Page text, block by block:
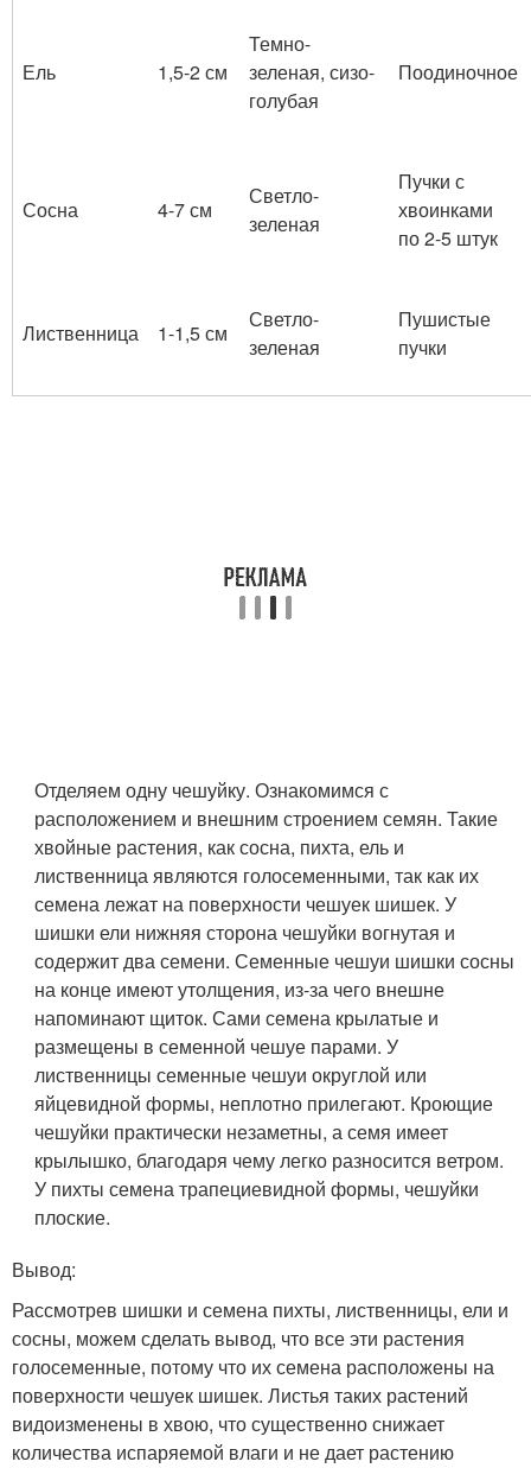
Ель 1,5-2 см
Темно-
зеленая, сизо-
голубая
Поодиночное
Сосна 4-7 см
Светло-
зеленая
Пучки с
хвоинками
по 2-5 штук
Лиственница 1-1,5 см
Светло-
зеленая
Пушистые
пучки
Отделяем одну чешуйку. Ознакомимся с
расположением и внешним строением семян. Такие
хвойные растения, как сосна, пихта, ель и
лиственница являются голосеменными, так как их
семена лежат на поверхности чешуек шишек. У
шишки ели нижняя сторона чешуйки вогнутая и
содержит два семени. Семенные чешуи шишки сосны
на конце имеют утолщения, из-за чего внешне
напоминают щиток. Сами семена крылатые и
размещены в семенной чешуе парами. У
лиственницы семенные чешуи округлой или
яйцевидной формы, неплотно прилегают. Кроющие
чешуйки практически незаметны, а семя имеет
крылышко, благодаря чему легко разносится ветром.
У пихты семена трапециевидной формы, чешуйки
плоские.
Вывод:
Рассмотрев шишки и семена пихты, лиственницы, ели и
сосны, можем сделать вывод, что все эти растения
голосеменные, потому что их семена расположены на
поверхности чешуек шишек. Листья таких растений
видоизменены в хвою, что существенно снижает
количества испаряемой влаги и не дает растению